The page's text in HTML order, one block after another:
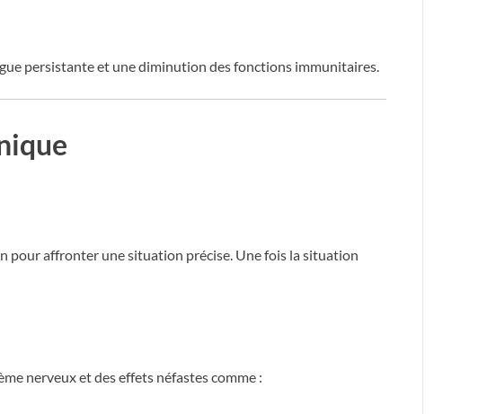
persistante et une diminution des fonctions immunitaires.
pour affronter une situation précise. Une fois la situation
nerveux et des effets néfastes comme :